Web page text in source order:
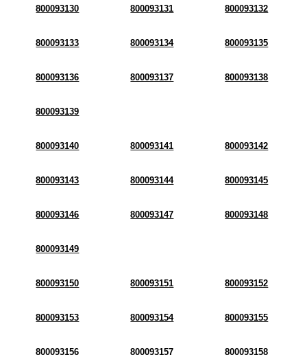
800093130 800093131 800093132
800093133 800093134 800093135
800093136 800093137 800093138
800093139
800093140 800093141 800093142
800093143 800093144 800093145
800093146 800093147 800093148
800093149
800093150 800093151 800093152
800093153 800093154 800093155
800093156 800093157 800093158